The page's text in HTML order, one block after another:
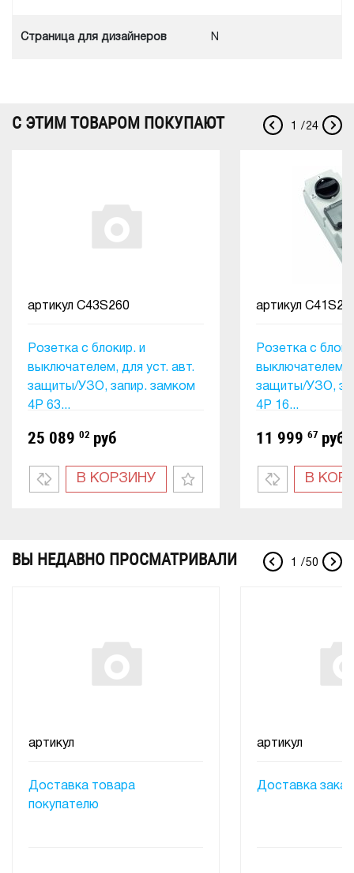
Cтраница для дизайнеров N
С ЭТИМ ТОВАРОМ ПОКУПАЮТ / 24
Розетка с блокир. и
выключателем, для уст. авт.
защиты/УЗО, запир. замком
4P 63...
артикул C43S260
25 089 02 руб
В КОРЗИНУ
Розетка с
выключателем,
защиты/УЗО,
4P 16...
артикул
11 999 67 руб
В
1
ВЫ НЕДАВНО ПРОСМАТРИВАЛИ /50
Доставка товара
покупателю
артикул
Доставка
артикул
1